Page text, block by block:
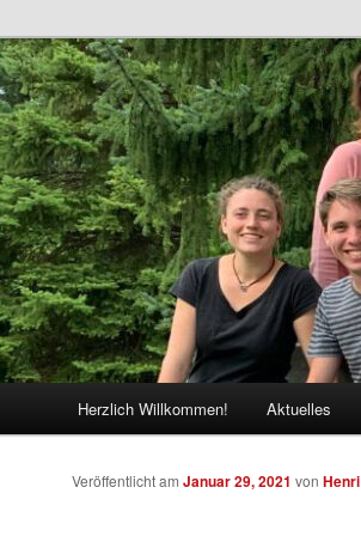
Artifex 486
Bühnenkunst e.V.
Herzlich Willkommen! Aktuelles
Veröffentlicht am Januar 29, 2021 von Henri